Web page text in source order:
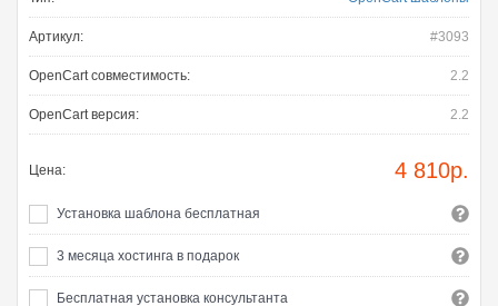
Артикул: #3093
OpenCart совместимость: 2.2
OpenCart версия: 2.2
Цена: 4 810р.
Установка шаблона бесплатная
3 месяца хостинга в подарок
Бесплатная установка консультанта